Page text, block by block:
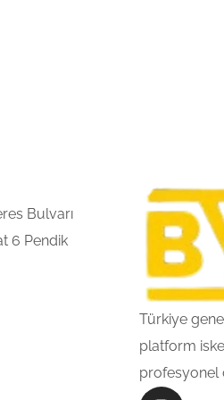
Bulvarı
6 Pendik
Türkiye
platform
profesyonel